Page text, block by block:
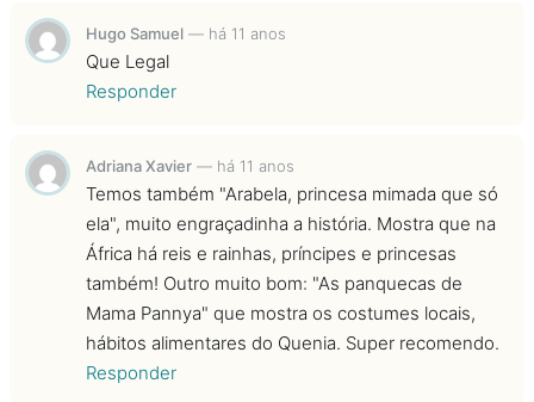
Hugo Samuel — há 11 anos
Que Legal
Responder
Adriana Xavier — há 11 anos
Temos também "Arabela, princesa mimada que só
ela", muito engraçadinha a história. Mostra que na
África há reis e rainhas, príncipes e princesas
também! Outro muito bom: "As panquecas de
Mama Pannya" que mostra os costumes locais,
hábitos alimentares do Quenia. Super recomendo.
Responder